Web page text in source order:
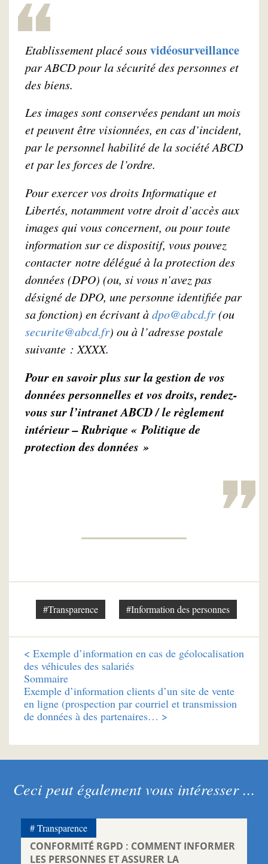
Etablissement placé sousvidéosurveillance
par ABCD pour la sécurité des personnes et
des biens.
Les images sont conservées pendant un mois
et peuvent être visionnées, en cas d’incident,
par le personnel habilité de la société ABCD
et par les forces de l’ordre.
Pour exercer vos droits Informatique et
Libertés, notamment votre droit d’accès aux
images qui vous concernent, ou pour toute
information sur ce dispositif, vous pouvez
contacter notre délégué à la protection des
données (DPO) (ou, si vous n’avez pas
désigné de DPO, une personne identifiée par
sa fonction) en écrivant àdpo@abcd.fr(ou
securite@abcd.fr) ou à l’adresse postale
suivante : XXXX.
Pour en savoir plus sur la gestion de vos
données personnelles et vos droits, rendez-
vous sur l’intranet ABCD / le règlement
intérieur – Rubrique « Politique de
protection des données »
#Transparence #Information des personnes
< Exemple d’information en cas de géolocalisation
des véhicules des salariés
Sommaire
Exemple d’information clients d’un site de vente
en ligne (prospection par courriel et transmission
de données à des partenaires… >
Ceci peut également vous intéresser ...
CONFORMITÉ RGPD : COMMENT INFORMER
LES PERSONNES ET ASSURER LA
Transparence